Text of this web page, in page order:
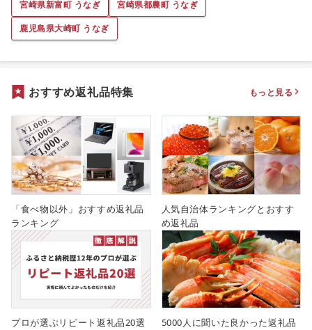
宮崎県新富町 うなぎ
宮崎県都農町 うなぎ
鹿児島県大崎町 うなぎ
おすすめ返礼品特集 もっと見る
「食べ物以外」おすすめ返礼品
ランキング
人気自治体ランキングとおすす
め返礼品
プロが選ぶリピート返礼品20選 5000人に聞いた良かった返礼品